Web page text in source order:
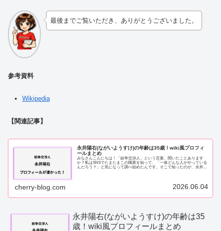
最後までご覧いただき、ありがとうございました。
参考資料
Wikipedia
【関連記事】
永井陽右(ながいようすけ)の年齢は35歳！wiki風プロフィ
ールまとめ
みなさんこんにちは！「紛争交渉人」という言葉、聞いたことあります
か？私はSNSでたまたまこの職業を知って、「一体どんな人がやっている
んだろう？」と気になって調べ始めたんです。そこで知ったのが、永井陽
cherry-blog.com 2026.06.04
永井陽右(ながいようすけ)の年齢は35
歳！wiki風プロフィールまとめ